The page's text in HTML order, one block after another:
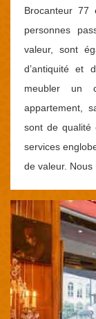
Brocanteur 77
personnes
valeur, sont
d’antiquité et
meubler un
appartement,
sont de qualité
services
de valeur. Nous